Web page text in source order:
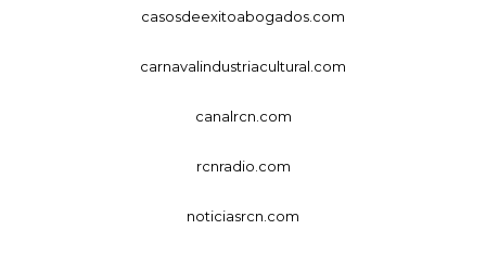
casosdeexitoabogados.com
carnavalindustriacultural.com
canalrcn.com
rcnradio.com
noticiasrcn.com